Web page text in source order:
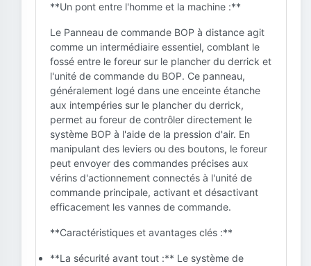
**Un pont entre l'homme et la machine :**
Le Panneau de commande BOP à distance agit
comme un intermédiaire essentiel, comblant le
fossé entre le foreur sur le plancher du derrick et
l'unité de commande du BOP. Ce panneau,
généralement logé dans une enceinte étanche
aux intempéries sur le plancher du derrick,
permet au foreur de contrôler directement le
système BOP à l'aide de la pression d'air. En
manipulant des leviers ou des boutons, le foreur
peut envoyer des commandes précises aux
vérins d'actionnement connectés à l'unité de
commande principale, activant et désactivant
efficacement les vannes de commande.
**Caractéristiques et avantages clés :**
**La sécurité avant tout :** Le système de